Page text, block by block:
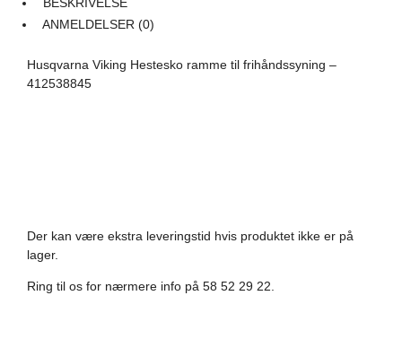
ANMELDELSER (0)
Husqvarna Viking Hestesko ramme til frihåndssyning –
412538845
Der kan være ekstra leveringstid hvis produktet ikke er på
lager.
Ring til os for nærmere info på 58 52 29 22.